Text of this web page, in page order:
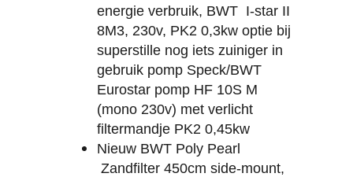
energie verbruik, BWT I-star II
8M3, 230v, PK2 0,3kw optie bij
superstille nog iets zuiniger in
gebruik pomp Speck/BWT
Eurostar pomp HF 10S M
(mono 230v) met verlicht
filtermandje PK2 0,45kw
Nieuw BWT Poly Pearl
Zandfilter 450cm side-mount,